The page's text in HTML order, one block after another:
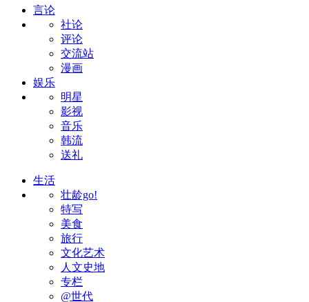
言论
社论
评论
交流站
漫画
娱乐
明星
影视
音乐
韩流
送礼
生活
壮龄go!
特写
美食
旅行
文化艺术
人文史地
专栏
@世代